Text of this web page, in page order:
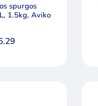
spurgos
1.5kg, Aviko